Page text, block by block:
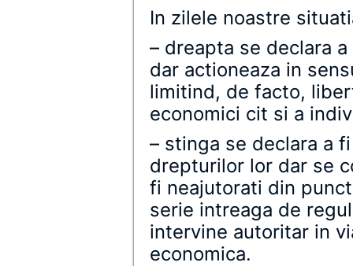
In zilele noastre
– dreapta se declara
dar actioneaza in
limitind, de facto,
economici cit si a
– stinga se declara a
drepturilor lor dar se
fi neajutorati din
serie intreaga de
intervine autoritar in
economica.